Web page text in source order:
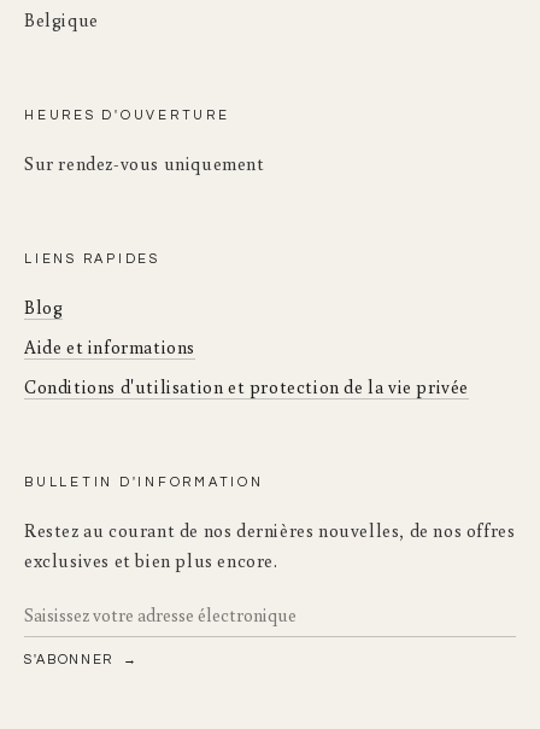
Belgique
HEURES D'OUVERTURE
Sur rendez-vous uniquement
LIENS RAPIDES
Blog
Aide et informations
Conditions d'utilisation et protection de la vie privée
BULLETIN D'INFORMATION
Restez au courant de nos dernières nouvelles, de nos offres
exclusives et bien plus encore.
S'ABONNER